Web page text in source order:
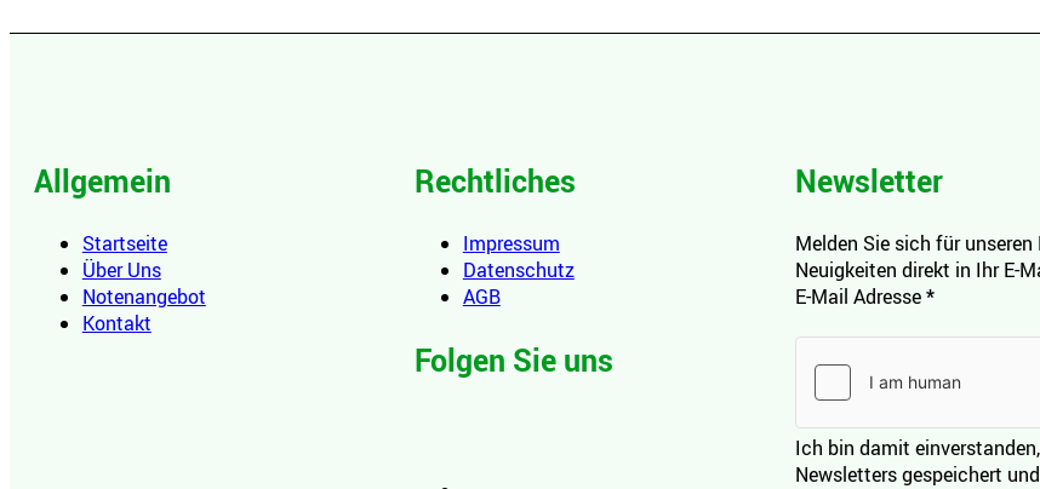
Allgemein
Startseite
Über Uns
Notenangebot
Kontakt
Rechtliches
Impressum
Datenschutz
AGB
Folgen Sie uns
Newsletter
Melden Sie sich für
Neuigkeiten direkt in Ihr E-
E-Mail Adresse*
Ich bin damit
Newsletters gespeichert